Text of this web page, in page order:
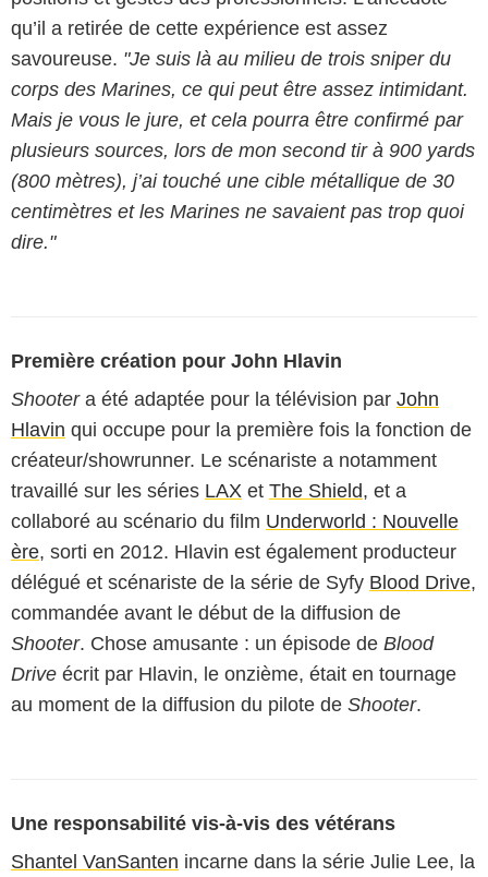
qu’il a retirée de cette expérience est assez
savoureuse. "Je suis là au milieu de trois sniper du
corps des Marines, ce qui peut être assez intimidant.
Mais je vous le jure, et cela pourra être confirmé par
plusieurs sources, lors de mon second tir à 900 yards
(800 mètres), j’ai touché une cible métallique de 30
centimètres et les Marines ne savaient pas trop quoi
dire."
Première création pour John Hlavin
Shootera été adaptée pour la télévision par John
Hlavin qui occupe pour la première fois la fonction de
créateur/showrunner. Le scénariste a notamment
travaillé sur les séries LAX et The Shield, et a
collaboré au scénario du film Underworld : Nouvelle
ère, sorti en 2012. Hlavin est également producteur
délégué et scénariste de la série de Syfy Blood Drive,
commandée avant le début de la diffusion de
Shooter. Chose amusante : un épisode de Blood
Drive écrit par Hlavin, le onzième, était en tournage
au moment de la diffusion du pilote de Shooter.
Une responsabilité vis-à-vis des vétérans
Shantel VanSanten incarne dans la série Julie Lee, la